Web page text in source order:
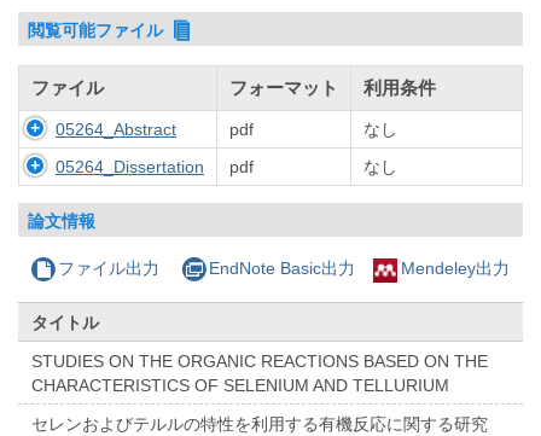
閲覧可能ファイル
ファイル フォーマット 利用条件
05264_Abstract pdf
なし
05264_Dissertation
pdf なし
論文情報
ファイル出力 EndNote Basic出力 Mendeley出力
タイトル
STUDIES ON THE ORGANIC REACTIONS BASED ON THE
CHARACTERISTICS OF SELENIUM AND TELLURIUM
セレンおよびテルルの特性を利用する有機反応に関する研究